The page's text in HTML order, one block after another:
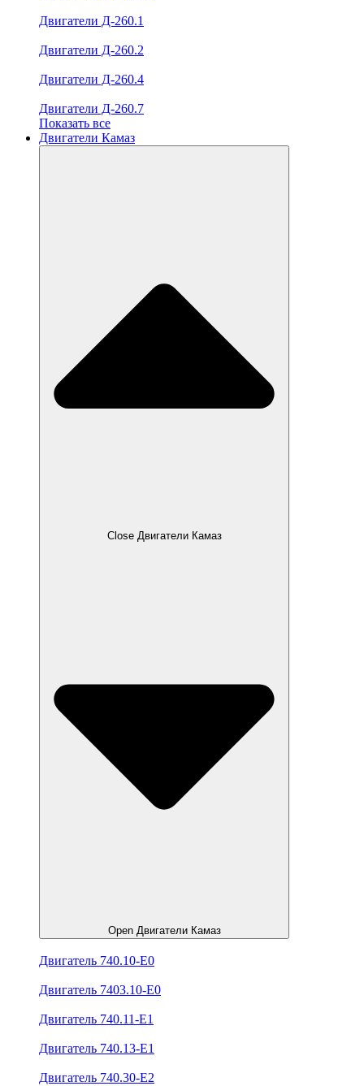
Двигатели Д-260.1
Двигатели Д-260.2
Двигатели Д-260.4
Двигатели Д-260.7
Показать все
Двигатели Камаз
Close Двигатели Камаз
Open Двигатели Камаз
Двигатель 740.10-E0
Двигатель 7403.10-E0
Двигатель 740.11-E1
Двигатель 740.13-E1
Двигатель 740.30-E2